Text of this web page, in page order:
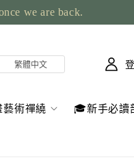
we are back.
藝術禪繞 🎓新手必讀